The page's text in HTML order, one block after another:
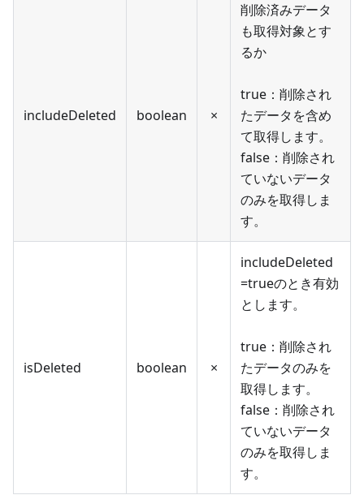
includeDeleted boolean ×
削除済みデータ
も取得対象とす
るか
true：削除され
たデータを含め
て取得します。
false：削除され
ていないデータ
のみを取得しま
す。
isDeleted boolean ×
includeDeleted
=trueのとき有効
とします。
true：削除され
たデータのみを
取得します。
false：削除され
ていないデータ
のみを取得しま
す。